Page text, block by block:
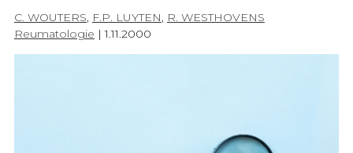
C. WOUTERS, F.P. LUYTEN, R. WESTHOVENS
Reumatologie |1.11.2000